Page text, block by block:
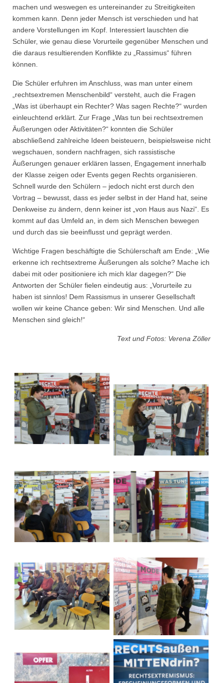
machen und weswegen es untereinander zu Streitigkeiten
kommen kann. Denn jeder Mensch ist verschieden und hat
andere Vorstellungen im Kopf. Interessiert lauschten die
Schüler, wie genau diese Vorurteile gegenüber Menschen und
die daraus resultierenden Konflikte zu „Rassimus“ führen
können.
Die Schüler erfuhren im Anschluss, was man unter einem
„rechtsextremen Menschenbild“ versteht, auch die Fragen
„Was ist überhaupt ein Rechter? Was sagen Rechte?“ wurden
einleuchtend erklärt. Zur Frage „Was tun bei rechtsextremen
Äußerungen oder Aktivitäten?“ konnten die Schüler
abschließend zahlreiche Ideen beisteuern, beispielsweise nicht
wegschauen, sondern nachfragen, sich rassistische
Äußerungen genauer erklären lassen, Engagement innerhalb
der Klasse zeigen oder Events gegen Rechts organisieren.
Schnell wurde den Schülern – jedoch nicht erst durch den
Vortrag – bewusst, dass es jeder selbst in der Hand hat, seine
Denkweise zu ändern, denn keiner ist „von Haus aus Nazi“. Es
kommt auf das Umfeld an, in dem sich Menschen bewegen
und durch das sie beeinflusst und geprägt werden.
Wichtige Fragen beschäftigte die Schülerschaft am Ende: „Wie
erkenne ich rechtsextreme Äußerungen als solche? Mache ich
dabei mit oder positioniere ich mich klar dagegen?“ Die
Antworten der Schüler fielen eindeutig aus: „Vorurteile zu
haben ist sinnlos! Dem Rassismus in unserer Gesellschaft
wollen wir keine Chance geben: Wir sind Menschen. Und alle
Menschen sind gleich!“
Text und Fotos: Verena Zöller